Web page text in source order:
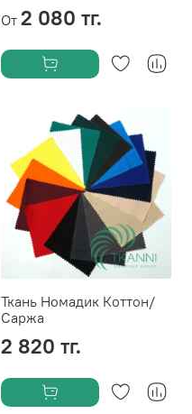
От 2 080 тг.
Ткань Номадик Коттон/
Саржа
2 820 тг.